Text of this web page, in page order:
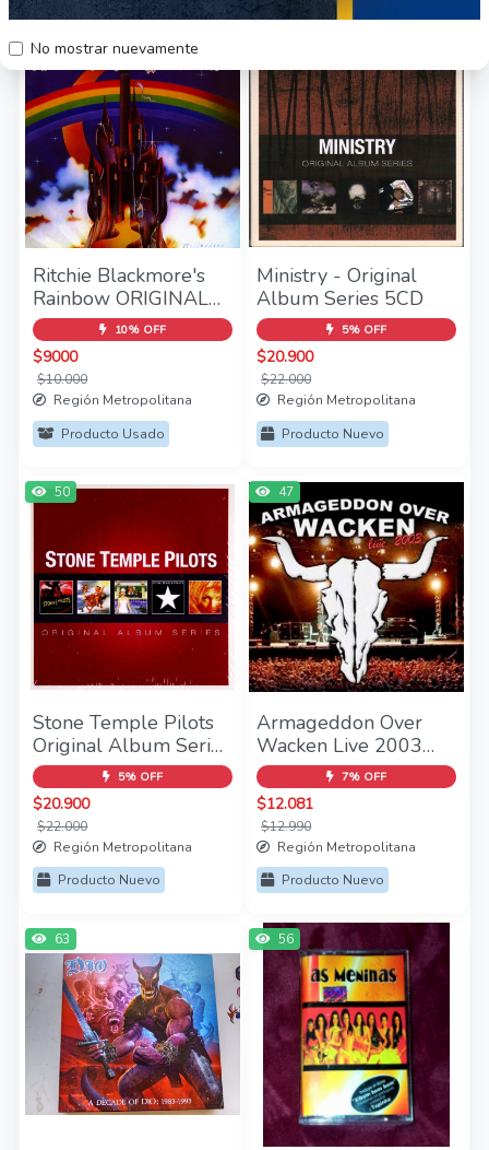
No mostrar nuevamente
34
Ritchie Blackmore's
Rainbow ORIGINAL
RECORDING
REMASTERED 1CD
10% OFF
$9000
$10.000
Región Metropolitana
Producto Usado
Ministry - Original
Album Series 5CD
5% OFF
$20.900
$22.000
Región Metropolitana
Producto Nuevo
50
Stone Temple Pilots
Original Album Series
5CD
5% OFF
$20.900
$22.000
Región Metropolitana
Producto Nuevo
47
Armageddon Over
Wacken Live 2003
2CD - (2004)
7% OFF
$12.081
$12.990
Región Metropolitana
Producto Nuevo
63 56